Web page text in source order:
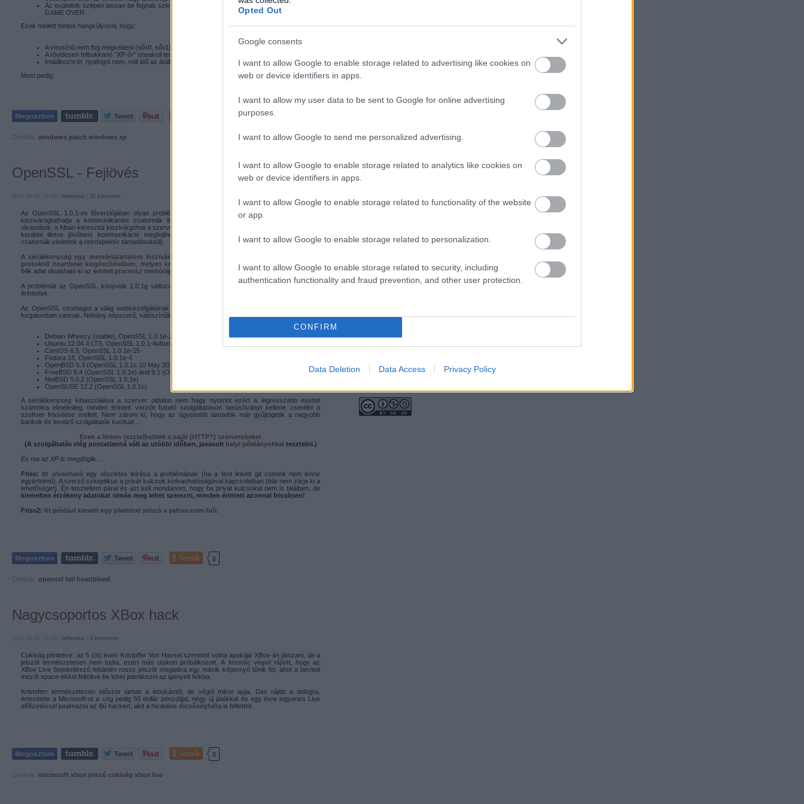
Opted Out
Google consents
I want to allow Google to enable storage related to advertising like cookies on
web or device identifiers in apps.
I want to allow my user data to be sent to Google for online advertising
purposes.
I want to allow Google to send me personalized advertising.
I want to allow Google to enable storage related to analytics like cookies on
web or device identifiers in apps.
I want to allow Google to enable storage related to functionality of the website
or app.
I want to allow Google to enable storage related to personalization.
I want to allow Google to enable storage related to security, including
authentication functionality and fraud prevention, and other user protection.
CONFIRM
Data Deletion Data Access Privacy Policy
Hacker HOWTO
xkcd
bejegyzések,kommentek
Archívum
2014 április (5)
2013 december
2013 október (11
2013 szeptember
(10)
Az exploitok szépen lassan be fognak szivárogni a még mindig XP-t használó hálózatokba, és
GAME OVER.
Ezek mellett fontos hangsúlyozni, hogy:
A vírusírtó nem fog megvédeni (sőt0 sőt1)
A rövidesen felbukkanó "XP-őr" sneakoil termékek főleg nem
Imádkozni ér, nyafogni nem, volt idő az átállásra
Most pedig:
Címkék: windows patch windows xp
OpenSSL - Fejlövés
buherator 25 komment
Az OpenSSL 1.0.1-es főverziójában olyan problémát
, ami távoli támadók számára
kiszivárogtathatja a kommunikációs csatornák titkosítására használt privát kulcso(ka)t. Igen, jól
olvastátok, a hibán keresztül kiszivárgohat a szerver tanúsítvány privát kulcsa is, amivel aztán minden
korábbi illetve jövőbeni kommunikáció megfejthető (a Perfect Forward Secrecy-t implementáló
csatornák védettek a retrospektív támadásoktól).
A sérülékenységegy memóriatartalom kiszivárgását okozó implementációs probléma
protokoll heartbeat kiegészítésében
, melyen keresztül egyetlen csomag elküldése után legfeljebb
64k adat olvasható ki az érintett processz memóriájából.
A problémát az OpenSSL könyvtár 1.0.1g változatában javították, az 1.0.0 és 0.9.8 főverziók nem
érintettek.
Az OpenSSL csomagot a világ webkiszolgálóinak 66%-a használja, az értinett verziók már két éve
forgalomban vannak. Néhány népszerű, valószínűleg érintett Linux disztribució:
Debian Wheezy (stable), OpenSSL 1.0.1e-2+deb7u4
Ubuntu 12.04.4 LTS, OpenSSL 1.0.1-4ubuntu5.11
CentOS 6.5, OpenSSL 1.0.1e-15
Fedora 18, OpenSSL 1.0.1e-4
OpenBSD 5.3 (OpenSSL 1.0.1c 10 May 2012) and 5.4 (OpenSSL 1.0.1c 10 May 2012)
FreeBSD 8.4 (OpenSSL 1.0.1e) and 9.1 (OpenSSL 1.0.1c)
NetBSD 5.0.2 (OpenSSL 1.0.1e)
OpenSUSE 12.2 (OpenSSL 1.0.1c)
A sérülékenység kihasználása a szerver oldalon nem hagy nyomot ezért a legrosszabb esettel
számolva elméletileg minden érintett verziót futtató szolgáltatáson tanúsítványt kellene cserélni a
szoftver frissítése mellett. Nem zárom ki, hogy az ügyesebb támadók már gyűjtögetik a nagyobb
bankok és levelző szolgáltatók kuclsait...
Ezen a linken tesztelhetitek a saját (HTTP?) szervereiteket
(A szolgáltatás elég pontatlanná vált az utóbbi időben, javasolt helyi példányokkal tesztelni.)
És ma az XP is megdöglik...
Friss: Itt olvasható egy részletes leírása a problémának (ha a fent linkelt git commit nem lenne
egyértelmű). A szerző szkeptikus a privát kulcsok kiolvashatóságával kapcsolatban (bár nem zárja ki a
lehetőséget). Én teszteltem párat és azt kell mondanom, hogy ha privát kulcsokat nem is találtam, de
kiemelten érzékeny adatokat simán meg lehet szerezni, minden érintett azonnal frissítsen!
Friss2: Itt például kiesett egy plaintext jelszó a yahoo.com-ból.
Tetszik 0
Címkék: openssl fail heartbleed
Nagycsoportos XBox hack
buherator 3 komment
Cukiság péntekre: az 5 (öt) éves Kristoffer Von Hassel szeretett volna apukája XBox-án játszani, de a
jelszót természetesen nem tudta, ezért más utakon próbálkozott. A kissrác végül rájött , hogy az
XBox Live bejelentkező felületén rossz jelszót megadva egy másik képernyő tűnik fel, ahol a beviteli
mezőt space-ekkel feltöltve be lehet jelentkezni az igényelt fiókba.
Kristoferr természetesen először tartott a lebukástól, de végül mikor apja, Dan rájött a dologra,
értesítette a Microsoft-ot a cég pedig 50 dollár pénzdíjjal, négy új játékkal és egy évre ingyenes Live
előfizetéssel jutalmazta az ifjú hackert, akit a hivatalos dicsőségfalra is feltettek.
Tetszik 0
Címkék: microsoft xbox jelszó cukiság xbox live